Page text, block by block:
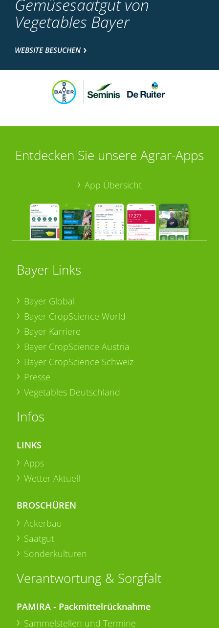
Gemüsesaatgut von
Vegetables Bayer
WEBSITE BESUCHEN
Entdecken Sie unsere Agrar-Apps
App Übersicht
Bayer Links
Bayer Global
Bayer CropScience World
Bayer Karriere
Bayer CropScience Austria
Bayer CropScience Schweiz
Presse
Vegetables Deutschland
Infos
LINKS
Apps
Wetter Aktuell
BROSCHÜREN
Ackerbau
Saatgut
Sonderkulturen
Verantwortung & Sorgfalt
PAMIRA - Packmittelrücknahme
Sammelstellen und Termine